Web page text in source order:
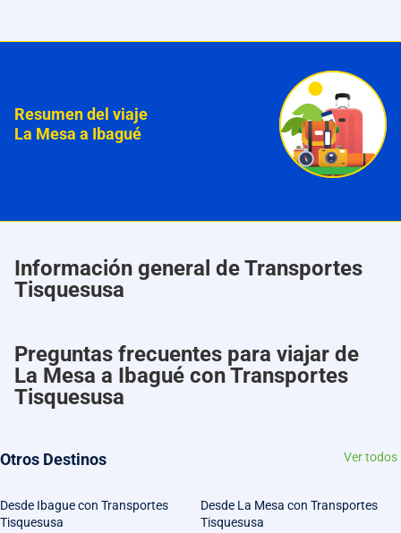
Resumen del viaje
La Mesa a Ibagué
Información general de Transportes
Tisquesusa
Preguntas frecuentes para viajar de
La Mesa a Ibagué con Transportes
Tisquesusa
Otros Destinos Ver todos
Desde Ibague con Transportes
Tisquesusa
Desde La Mesa con Transportes
Tisquesusa